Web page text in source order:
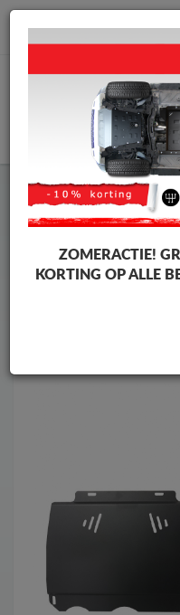
WINKELWAGEN
Motor Beschermplaat
Motor Beschermplaat
MerkenZOMERACTIE!
KORTING OP ALLE